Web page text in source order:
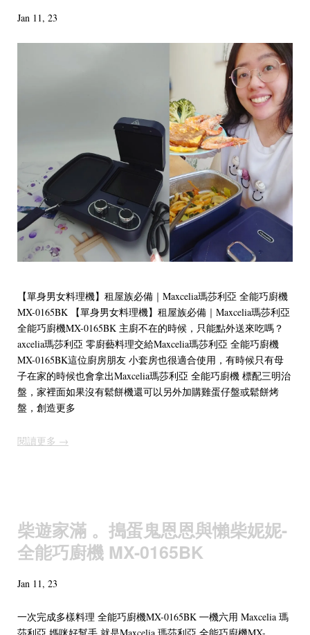
Jan 11, 23
【單身男女料理機】租屋族必備｜Maxcelia瑪莎利亞 全能巧廚機
MX-0165BK 【單身男女料理機】租屋族必備｜Maxcelia瑪莎利亞
全能巧廚機MX-0165BK 主廚不在的時候，只能點外送來吃嗎？
axcelia瑪莎利亞 零廚藝料理交給Maxcelia瑪莎利亞 全能巧廚機
MX-0165BK這位廚房朋友 小套房也很適合使用，有時候只有母
子在家的時候也會拿出Maxcelia瑪莎利亞 全能巧廚機 標配三明治
盤，家裡面如果沒有鬆餅機還可以另外加購雞蛋仔盤或鬆餅烤
盤，創造更多
閱讀更多 →
柴遊家滿 。搗蛋鬼恩恩與懶柴妮妮-
全能巧廚機 MX-0165BK
Jan 11, 23
一次完成多樣料理 全能巧廚機MX-0165BK ㇐機六用 Maxcelia 瑪
莎利亞 媽咪好幫手 就是Maxcelia 瑪莎利亞 全能巧廚機MX-